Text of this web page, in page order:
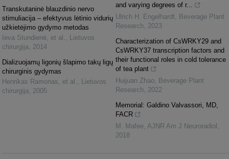
Transkutaninė blauzdinio nervo
stimuliacija – efektyvus lėtinio vidurių
užkietėjimo gydymo metodas
Ieva Stundienė, et al. , Lietuvos
chirurgija, 2014
Dializuojamų ligonių šlapimo takų ligų
chirurginis gydymas
Henrikas Ramonas, et al. , Lietuvos
chirurgija, 2005
and varying degrees of r...
Ulrich H. Engelhardt, Beverage Plant
Research, 2023
Characterization of CsWRKY29 and
CsWRKY37 transcription factors and
their functional roles in cold tolerance
of tea plant
Huijuan Zhao, Beverage Plant
Research, 2022
Memorial: Galdino Valvassori, MD,
FACR
M. Mafee, AJNR Am J Neuroradiol ,
2018